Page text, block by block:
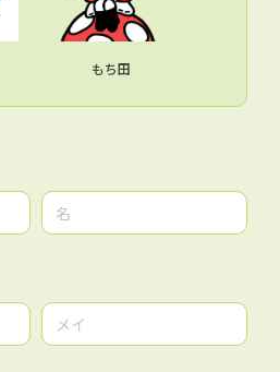
もち田